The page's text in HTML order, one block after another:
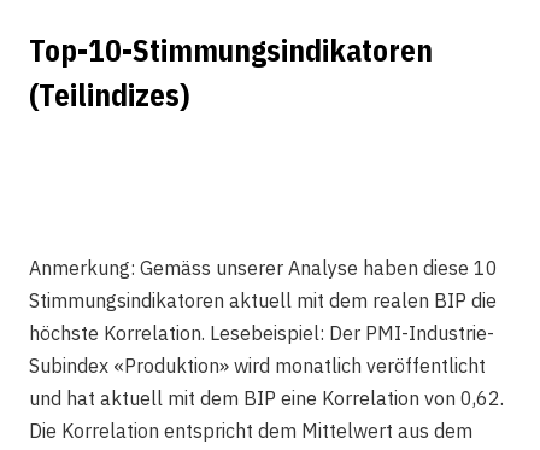
Top-10-Stimmungsindikatoren
(Teilindizes)
Anmerkung: Gemäss unserer Analyse haben diese 10
Stimmungsindikatoren aktuell mit dem realen BIP die
höchste Korrelation. Lesebeispiel: Der PMI-Industrie-
Subindex «Produktion» wird monatlich veröffentlicht
und hat aktuell mit dem BIP eine Korrelation von 0,62.
Die Korrelation entspricht dem Mittelwert aus dem